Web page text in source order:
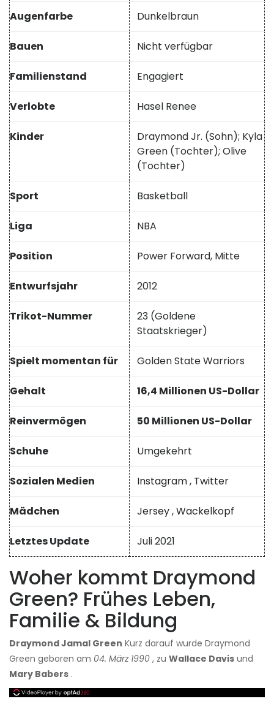
Augenfarbe Dunkelbraun
Bauen Nicht verfügbar
Familienstand Engagiert
Verlobte Hasel Renee
Kinder
Draymond Jr. (Sohn); Kyla
Green (Tochter); Olive
(Tochter)
Sport Basketball
Liga NBA
Position Power Forward, Mitte
Entwurfsjahr 2012
Trikot-Nummer
23 (Goldene
Staatskrieger)
Spielt momentan für Golden State Warriors
Gehalt 16,4 Millionen US-Dollar
Reinvermögen 50 Millionen US-Dollar
Schuhe Umgekehrt
Sozialen Medien Instagram, Twitter
Mädchen Jersey,Wackelkopf
Letztes Update Juli 2021
Woher kommt Draymond
Green? Frühes Leben,
Familie & Bildung
Draymond Jamal Green Kurz darauf wurde Draymond
Green geboren am 04. März 1990 , zu Wallace Davis und
Mary Babers .